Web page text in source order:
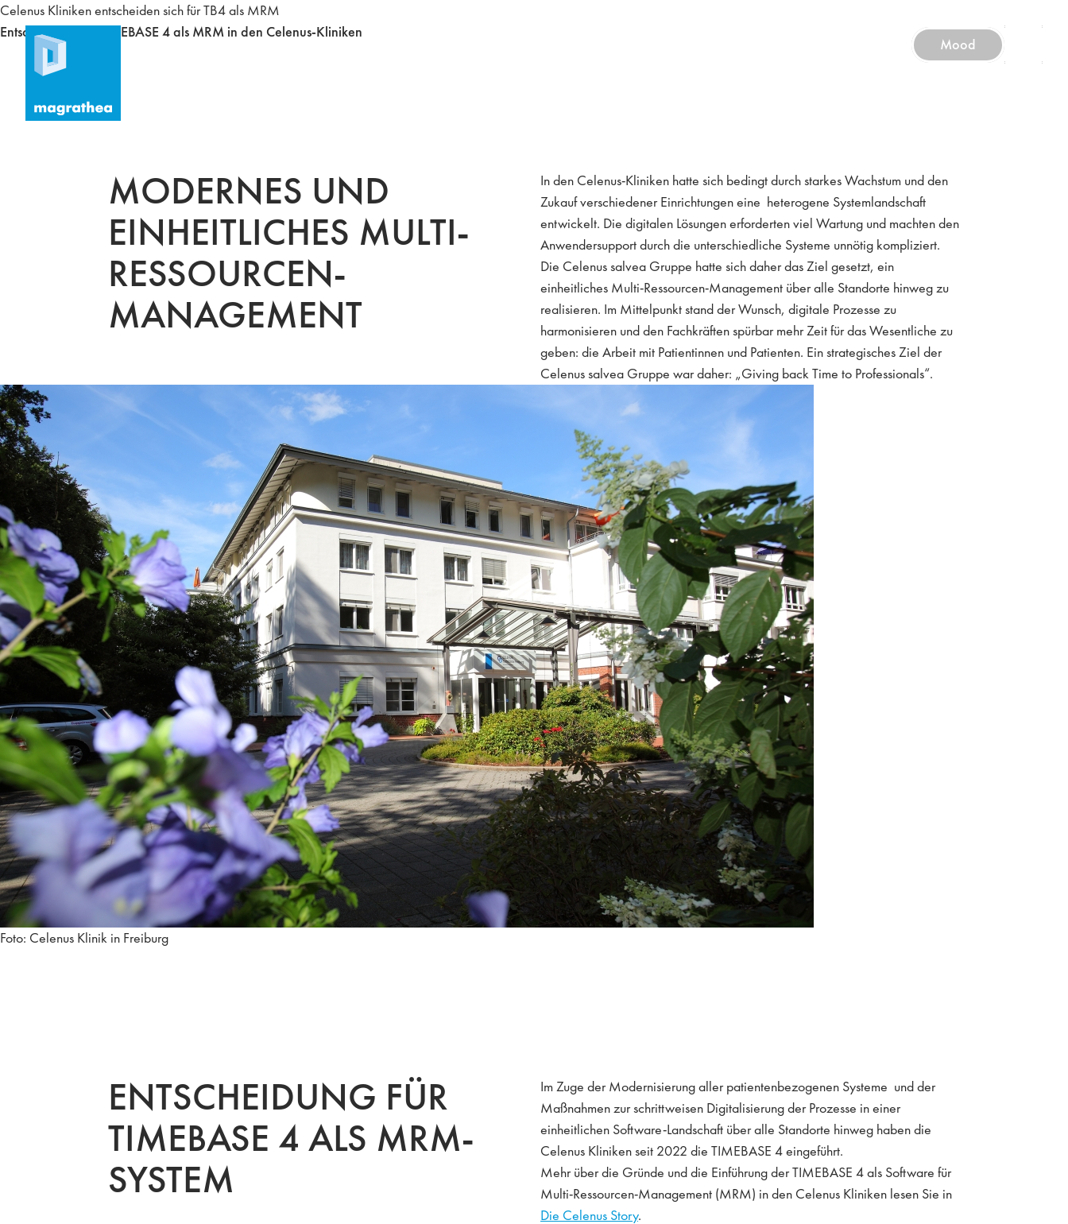
Mood
Celenus Kliniken entscheiden sich für TB4 als MRM
Entscheidung für TIMEBASE 4 als MRM in den Celenus-Kliniken
MODERNES UND
EINHEITLICHES MULTI-
RESSOURCEN-
MANAGEMENT
In den Celenus-Kliniken hatte sich bedingt durch starkes Wachstum und den
Zukauf verschiedener Einrichtungen eine heterogene Systemlandschaft
entwickelt. Die digitalen Lösungen erforderten viel Wartung und machten den
Anwendersupport durch die unterschiedliche Systeme unnötig kompliziert.
Die Celenus salvea Gruppe hatte sich daher das Ziel gesetzt, ein
einheitliches Multi-Ressourcen-Management über alle Standorte hinweg zu
realisieren. Im Mittelpunkt stand der Wunsch, digitale Prozesse zu
harmonisieren und den Fachkräften spürbar mehr Zeit für das Wesentliche zu
geben: die Arbeit mit Patientinnen und Patienten. Ein strategisches Ziel der
Celenus salvea Gruppe war daher: „Giving back Time to Professionals“.
Foto: Celenus Klinik in Freiburg
ENTSCHEIDUNG FÜR
TIMEBASE 4 ALS MRM-
SYSTEM
Im Zuge der Modernisierung aller patientenbezogenen Systeme und der
Maßnahmen zur schrittweisen Digitalisierung der Prozesse in einer
einheitlichen Software-Landschaft über alle Standorte hinweg haben die
Celenus Kliniken seit 2022 die TIMEBASE 4 eingeführt.
Mehr über die Gründe und die Einführung der TIMEBASE 4 als Software für
Multi-Ressourcen-Management (MRM) in den Celenus Kliniken lesen Sie in
Die Celenus Story.